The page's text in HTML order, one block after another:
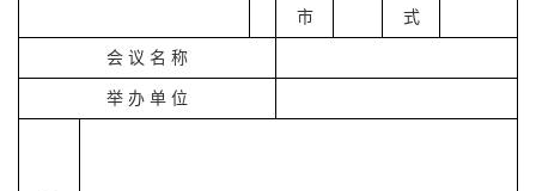
市
式
会 议 名 称
举 办 单 位